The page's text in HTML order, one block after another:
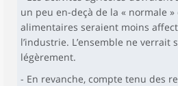
un peu en-deçà de la « normale
alimentaires seraient moins
l’industrie. L’ensemble ne verrait
légèrement.
- En revanche, compte tenu des